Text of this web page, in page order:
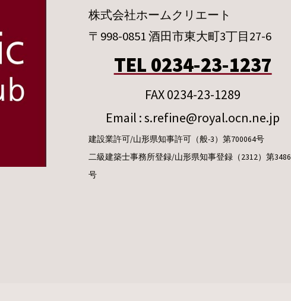
株式会社ホームクリエート
〒998-0851 酒田市東大町3丁目27-6
TEL 0234-23-1237
FAX 0234-23-1289
Email : s.refine@royal.ocn.ne.jp
建設業許可/山形県知事許可（般-3）第700064号
二級建築士事務所登録/山形県知事登録（2312）第3486
号